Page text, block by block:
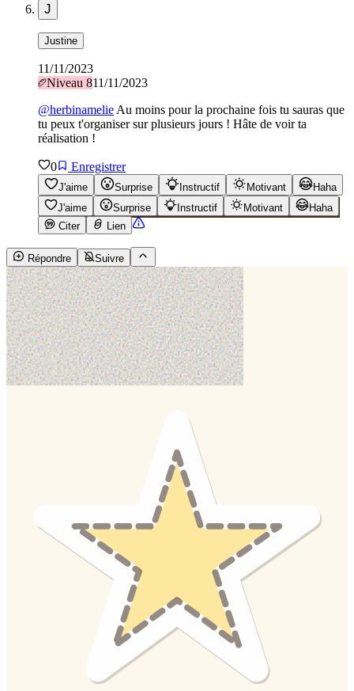
J
Justine
11/11/2023
Niveau 811/11/2023
@herbinamelie Au moins pour la prochaine fois tu sauras que
tu peux t'organiser sur plusieurs jours ! Hâte de voir ta
réalisation !
0 Enregistrer
J'aime Surprise Instructif Motivant
Haha
J'aime
Surprise Instructif Motivant
Haha
Citer
Lien
Répondre Suivre